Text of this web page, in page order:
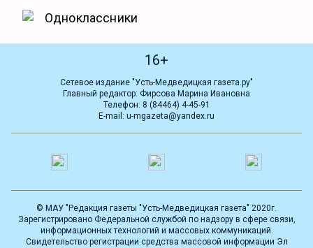
Одноклассники
16+
Сетевое издание "Усть-Медведицкая газета.ру"
Главный редактор: Фирсова Марина Ивановна
Телефон: 8 (84464) 4-45-91
E-mail: u-mgazeta@yandex.ru
© МАУ "Редакция газеты "Усть-Медведицкая газета" 2020г.
Зарегистрировано Федеральной службой по надзору в сфере связи,
информационных технологий и массовых коммуникаций.
Свидетельство регистрации средства массовой информации Эл